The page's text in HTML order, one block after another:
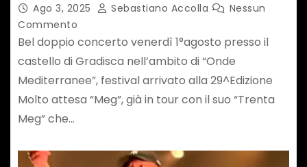
Ago 3, 2025 Sebastiano Accolla
Nessun
Commento
Bel doppio concerto venerdì 1°agosto presso il
castello di Gradisca nell’ambito di “Onde
Mediterranee”, festival arrivato alla 29^Edizione
Molto attesa “Meg”, già in tour con il suo “Trenta
Meg” che…